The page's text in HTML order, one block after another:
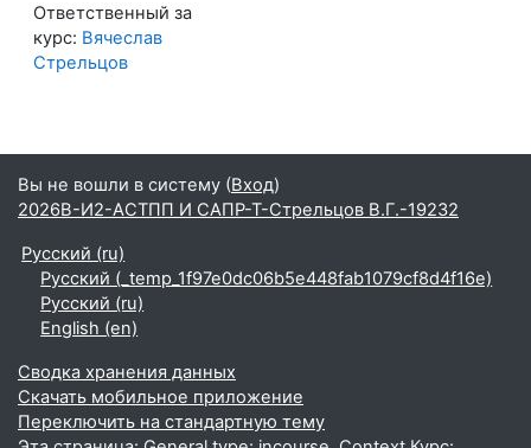
Ответственный за
курс: Вячеслав
Стрельцов
Вы не вошли в систему (Вход)
2026В-И2-АСТПП И САПР-Т-Стрельцов В.Г.-19232
Русский ‎(ru)‎
Русский ‎(_temp_1f97e0dc06b5e448fab1079cf8d4f16e)‎
Русский ‎(ru)‎
English ‎(en)‎
Сводка хранения данных
Скачать мобильное приложение
Переключить на стандартную тему